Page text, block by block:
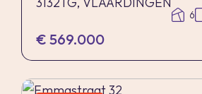
6
€ 569.000